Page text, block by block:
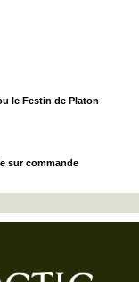
le Festin de Platon
sur commande